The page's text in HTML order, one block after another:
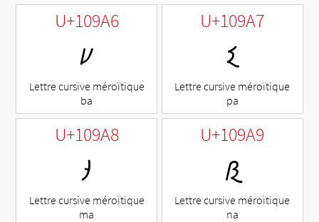
U+109A6
𐦦
Lettre cursive méroïtique
ba
U+109A7
𐦧
Lettre cursive méroïtique
pa
U+109A8
𐦨
Lettre cursive méroïtique
ma
U+109A9
𐦩
Lettre cursive méroïtique
na